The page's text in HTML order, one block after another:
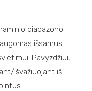
diapazono
išsamus
Pavyzdžiui,
išvažiuojant iš